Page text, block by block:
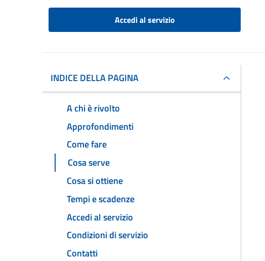
Accedi al servizio
INDICE DELLA PAGINA
A chi è rivolto
Approfondimenti
Come fare
Cosa serve
Cosa si ottiene
Tempi e scadenze
Accedi al servizio
Condizioni di servizio
Contatti